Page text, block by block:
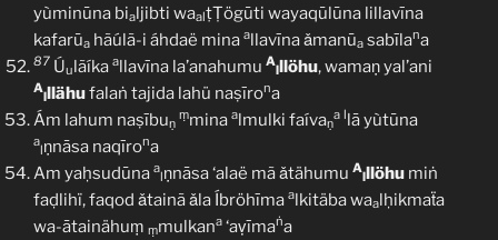
yùminūna bialjibti waalṭṬögūti wayaqūlūna lillavīna
kafarūa hãúlã-i áhdaë mina allavīna ǎmanūa sabīlana
87 Úulãíka allavīna la’anahumu A
lllöhu, wamaṇ yal’ani
A
lllähufalaṅ tajida lahü naṣīrona
Ám lahum naṣībuṇ
ṃmina almulki faívaṇ
a llā yùtūna
a
lṇnāsa naqīrona
Am yaḥsudūna a
lṇnāsa ‘alaë mã ǎtähumu A
lllöhu miṅ
faḍlihï, faqod ǎtainã ǎla Íbröhīma alkitäba waalḥikmaẗa
wa-ātainähuṃ ṃmulkana ‘aṿīmaṅa